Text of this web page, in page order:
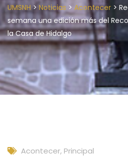
UMSNH> Noticias > Acontecer >
semana una edición más del
la Casa de Hidalgo
Acontecer, Principal